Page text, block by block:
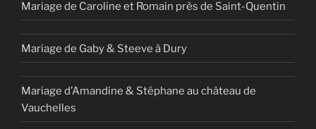
Mariage de Caroline et Romain près de Saint-Quentin
Mariage de Gaby & Steeve à Dury
Mariage d’Amandine & Stéphane au château de
Vauchelles